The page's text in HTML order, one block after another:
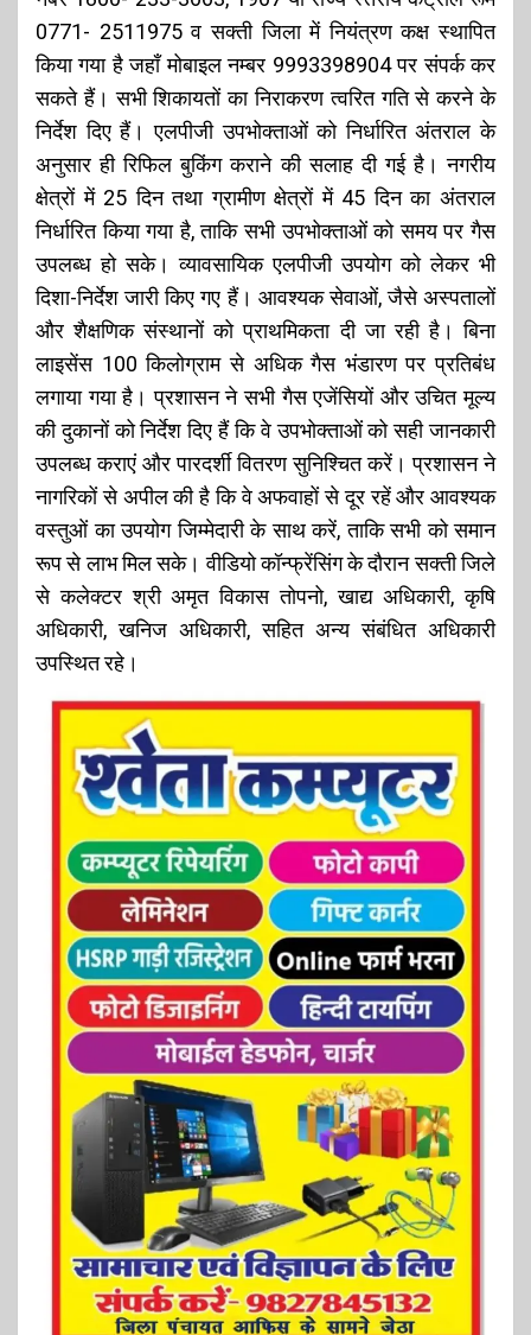
0771- 2511975 व सक्ती जिला में नियंत्रण कक्ष स्थापित
किया गया है जहाँ मोबाइल नम्बर 9993398904 पर संपर्क कर
सकते हैं। सभी शिकायतों का निराकरण त्वरित गति से करने के
निर्देश दिए हैं। एलपीजी उपभोक्ताओं को निर्धारित अंतराल के
अनुसार ही रिफिल बुकिंग कराने की सलाह दी गई है। नगरीय
क्षेत्रों में 25 दिन तथा ग्रामीण क्षेत्रों में 45 दिन का अंतराल
निर्धारित किया गया है, ताकि सभी उपभोक्ताओं को समय पर गैस
उपलब्ध हो सके। व्यावसायिक एलपीजी उपयोग को लेकर भी
दिशा-निर्देश जारी किए गए हैं। आवश्यक सेवाओं, जैसे अस्पतालों
और शैक्षणिक संस्थानों को प्राथमिकता दी जा रही है। बिना
लाइसेंस 100 किलोग्राम से अधिक गैस भंडारण पर प्रतिबंध
लगाया गया है। प्रशासन ने सभी गैस एजेंसियों और उचित मूल्य
की दुकानों को निर्देश दिए हैं कि वे उपभोक्ताओं को सही जानकारी
उपलब्ध कराएं और पारदर्शी वितरण सुनिश्चित करें। प्रशासन ने
नागरिकों से अपील की है कि वे अफवाहों से दूर रहें और आवश्यक
वस्तुओं का उपयोग जिम्मेदारी के साथ करें, ताकि सभी को समान
रूप से लाभ मिल सके। वीडियो कॉन्फ्रेंसिंग के दौरान सक्ती जिले
से कलेक्टर श्री अमृत विकास तोपनो, खाद्य अधिकारी, कृषि
अधिकारी, खनिज अधिकारी, सहित अन्य संबंधित अधिकारी
उपस्थित रहे।